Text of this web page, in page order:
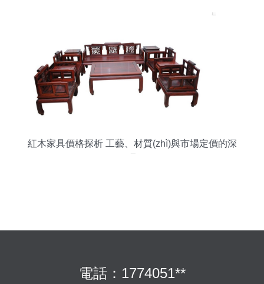
紅木家具價格探析 工藝、材質(zhì)與市場定價的深
電話：1774051**